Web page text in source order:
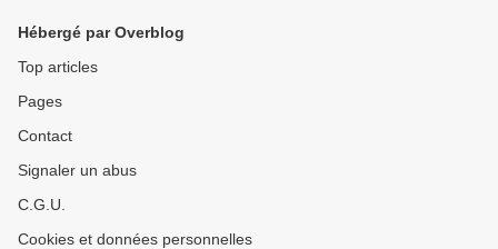
Hébergé par Overblog
Top articles
Pages
Contact
Signaler un abus
C.G.U.
Cookies et données personnelles